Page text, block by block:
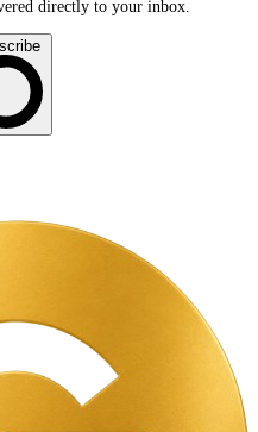
directly to your inbox.